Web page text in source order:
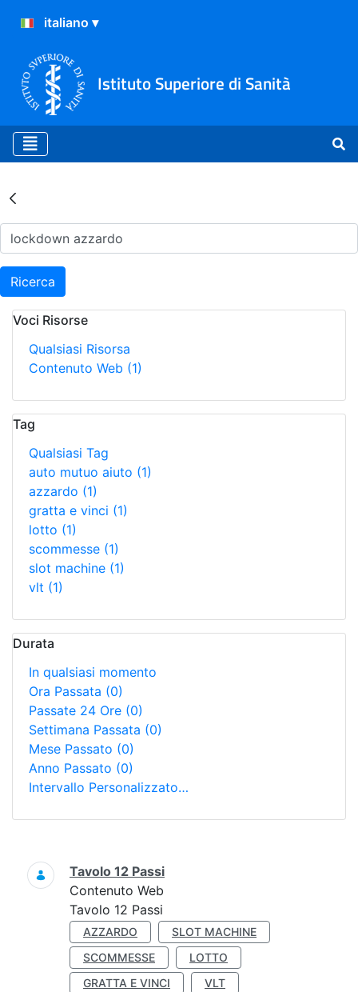
Istituto Superiore di Sanità
Risultati della Ricerca -
Ricerca
Voci Risorse
Qualsiasi Risorsa
Contenuto Web (1)
Tag
Qualsiasi Tag
auto mutuo aiuto (1)
azzardo (1)
gratta e vinci (1)
lotto (1)
scommesse (1)
slot machine (1)
vlt (1)
Durata
In qualsiasi momento
Ora Passata (0)
Passate 24 Ore (0)
Settimana Passata (0)
Mese Passato (0)
Anno Passato (0)
Intervallo Personalizzato…
Ricerca
Tavolo 12 Passi
Contenuto Web
Tavolo 12 Passi
AZZARDO
SLOT MACHINE
SCOMMESSE
LOTTO
GRATTA E VINCI
VLT